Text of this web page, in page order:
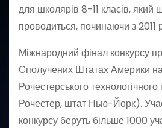
для школярів 8-11 класів, який
проводиться, починаючи з 2011
Міжнародний фінал конкурсу
Сполучених Штатах Америки на
Рочестерського технологічного
Рочестер, штат Нью-Йорк).
конкурсу беруть більше 1000